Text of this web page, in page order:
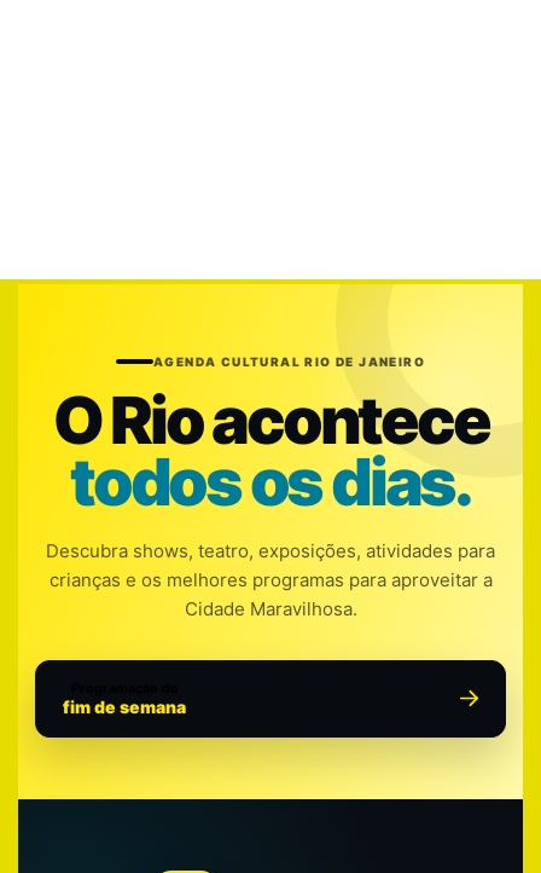
AGENDA CULTURAL RIO DE JANEIRO
O Rio acontece
todos os dias.
Descubra shows, teatro, exposições, atividades para
crianças e os melhores programas para aproveitar a
Cidade Maravilhosa.
fim de semana